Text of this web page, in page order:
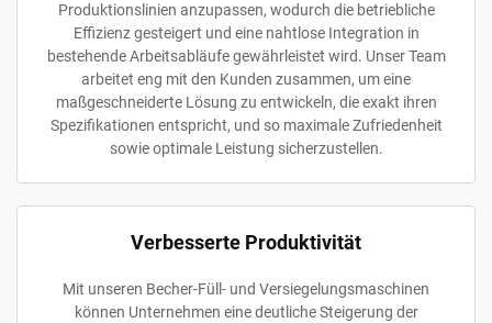
Produktionslinien anzupassen, wodurch die betriebliche
Effizienz gesteigert und eine nahtlose Integration in
bestehende Arbeitsabläufe gewährleistet wird. Unser Team
arbeitet eng mit den Kunden zusammen, um eine
maßgeschneiderte Lösung zu entwickeln, die exakt ihren
Spezifikationen entspricht, und so maximale Zufriedenheit
sowie optimale Leistung sicherzustellen.
Verbesserte Produktivität
Mit unseren Becher-Füll- und Versiegelungsmaschinen
können Unternehmen eine deutliche Steigerung der